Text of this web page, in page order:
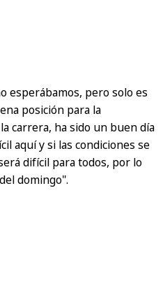
esperábamos, pero solo es
posición para la
carrera, ha sido un buen día
aquí y si las condiciones se
difícil para todos, por lo
domingo".